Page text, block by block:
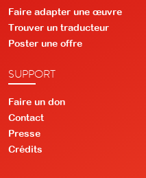
Faire adapter une œuvre
Trouver un traducteur
Poster une offre
SUPPORT
Faire un don
Contact
Presse
Crédits